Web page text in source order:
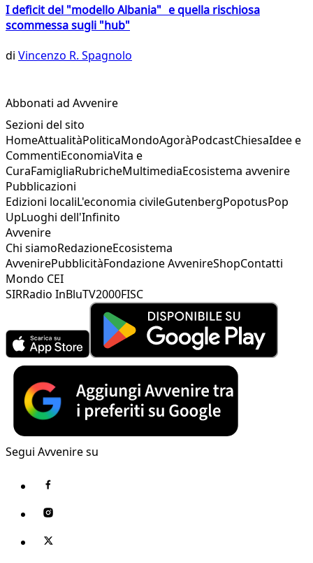
I deficit del "modello Albania" e quella rischiosa
scommessa sugli "hub"
di Vincenzo R. Spagnolo
Abbonati ad Avvenire
Sezioni del sito
HomeAttualitàPoliticaMondoAgoràPodcastChiesaIdee e
CommentiEconomiaVita e
CuraFamigliaRubricheMultimediaEcosistema avvenire
Pubblicazioni
Edizioni localiL'economia civileGutenbergPopotusPop
UpLuoghi dell'Infinito
Avvenire
Chi siamoRedazioneEcosistema
AvvenirePubblicitàFondazione AvvenireShopContatti
Mondo CEI
SIRRadio InBluTV2000FISC
Segui Avvenire su